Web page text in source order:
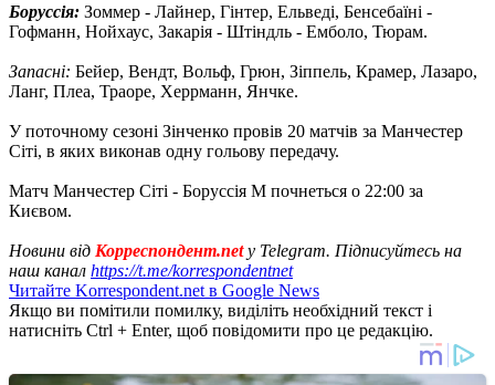
Боруссія: Зоммер - Лайнер, Гінтер, Ельведі, Бенсебаїні -
Гофманн, Нойхаус, Закарія - Штіндль - Емболо, Тюрам.
Запасні: Бейер, Вендт, Вольф, Грюн, Зіппель, Крамер, Лазаро,
Ланг, Плеа, Траоре, Херрманн, Янчке.
У поточному сезоні Зінченко провів 20 матчів за Манчестер
Сіті, в яких виконав одну гольову передачу.
Матч Манчестер Сіті - Боруссія М почнеться о 22:00 за
Києвом.
Новини від Корреспондент.netу Telegram. Підписуйтесь на
наш канал https://t.me/korrespondentnet
Читайте Korrespondent.net в Google News
Якщо ви помітили помилку, виділіть необхідний текст і
натисніть Ctrl + Enter, щоб повідомити про це редакцію.